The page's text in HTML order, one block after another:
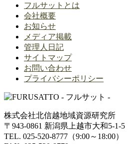
フルサットとは
会社概要
お知らせ
メディア掲載
管理人日記
サイトマップ
お問い合わせ
プライバシーポリシー
株式会社北信越地域資源研究所
〒943-0861 新潟県上越市大和5-1-5
TEL. 025-520-8777（9:00～18:00）